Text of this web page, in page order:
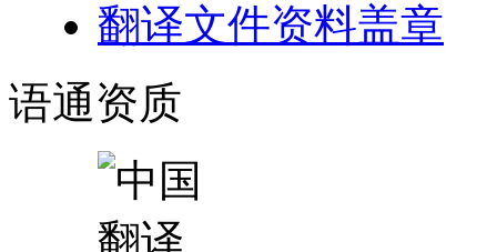
翻译文件资料盖章
语通资质